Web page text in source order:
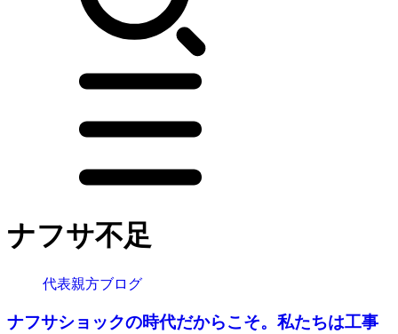
ナフサ不足
代表親方ブログ
ナフサショックの時代だからこそ。私たちは工事